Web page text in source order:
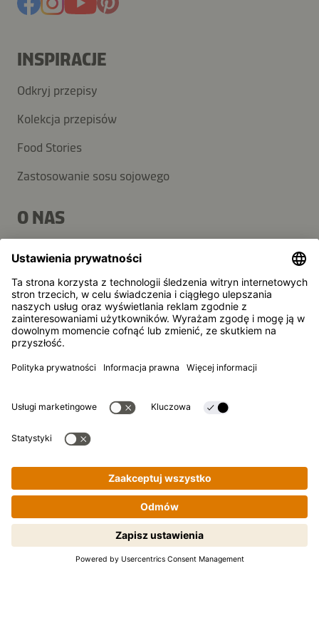
Gotowanie krok po kroku staje się
proste! Tapnij, żeby zacząć.
INSPIRACJE
Odkryj przepisy
Kolekcja przepisów
Food Stories
Zastosowanie sosu sojowego
O NAS
Grupa Kikkoman
Zrównoważony rozwój
POMOC
Kontakt
Newsletter
Kikkoman jest zarejestrowanym znakiem towarowym
Kikkoman Corporation, Japan.
© Kikkoman Trading Europe GmbH 2023 – 2026
Theodorstraße 180, 40472 Düsseldorf, Niemcy
Spółka wpisana do rejestru handlowego Sądu Rejonowego w
Düsseldorfie pod numerem: HRB 35856